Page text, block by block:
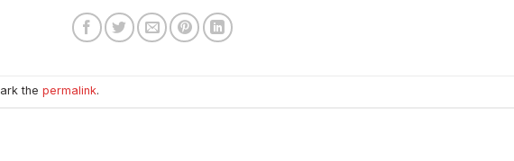
the permalink.